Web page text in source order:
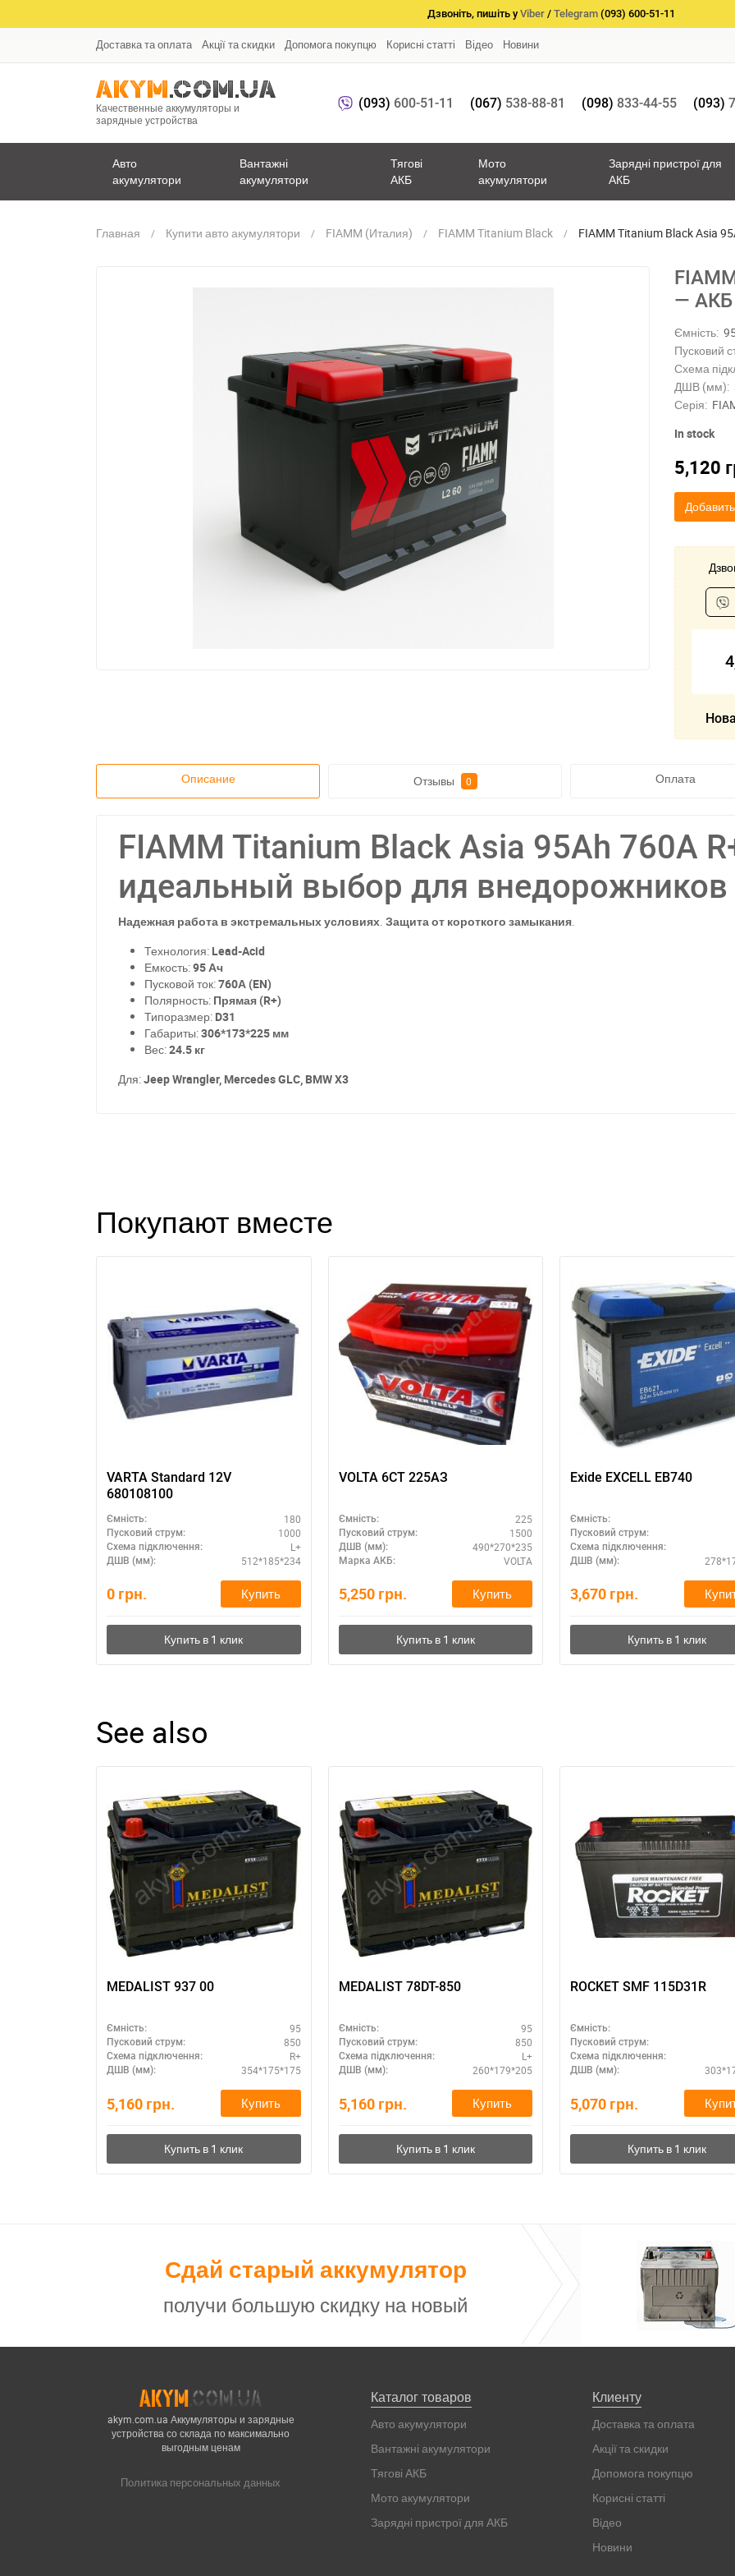
Дзвоніть, пишіть у Viber / Telegram (093) 600-51-11
Доставка та оплата Акції та скидки Допомога покупцю Корисні статті Відео Новини
Качественные аккумуляторы и
зарядные устройства
(093) 600-51-11 (067) 538-88-81 (098) 833-44-55 (093)
Авто
акумулятори
Вантажні
акумулятори
Тягові
АКБ
Мото
акумулятори
Зарядні пристрої для
АКБ
Главная Купити авто акумулятори FIAMM (Италия) FIAMM Titanium Black FIAMM Titanium Black Asia
— АКБ
Ємність:
Пусковий
Схема
ДШВ (мм):
Серія:
In stock
5,120
Описание Отзывы 0 Оплата
FIAMM Titanium Black Asia 95Ah 760A
идеальный выбор для внедорожников
Надежная работа в экстремальных условиях. Защита от короткого замыкания.
Технология: Lead-Acid
Емкость:95 Ач
Пусковой ток:760А (EN)
Полярность: Прямая (R+)
Типоразмер: D31
Габариты:306*173*225 мм
Вес:24.5 кг
Для:Jeep Wrangler, Mercedes GLC, BMW X3
Покупают вместе
VARTA Standard 12V
680108100
Ємність: 180
Пусковий струм: 1000
Схема підключення: L+
ДШВ (мм): 512*185*234
0 грн. Купить
VOLTA 6СТ 225АЗ
Ємність: 225
Пусковий струм: 1500
ДШВ (мм): 490*270*235
Марка АКБ: VOLTA
5,250 грн. Купить
Exide EXCELL EB740
Ємність:
Пусковий струм:
Схема підключення:
ДШВ (мм):
3,670 грн.
See also
MEDALIST 937 00
Ємність: 95
Пусковий струм: 850
Схема підключення: R+
ДШВ (мм): 354*175*175
5,160 грн. Купить
MEDALIST 78DT-850
Ємність: 95
Пусковий струм: 850
Схема підключення: L+
ДШВ (мм): 260*179*205
5,160 грн. Купить
ROCKET SMF 115D31R
Ємність:
Пусковий струм:
Схема підключення:
ДШВ (мм):
5,070 грн.
Сдай старый аккумулятор
получи большую скидку на новый
akym.com.ua Аккумуляторы и зарядные
устройства со склада по максимально
выгодным ценам
Политика персональных данных
Каталог товаров
Авто акумулятори
Вантажні акумулятори
Тягові АКБ
Мото акумулятори
Зарядні пристрої для АКБ
Клиенту
Доставка та оплата
Акції та скидки
Допомога покупцю
Корисні статті
Відео
Новини
За відсутності звязку - дзвоніть, пишіть у Viber / Telegram (093) 600-51-
Написати в Viber Написати в Telegram